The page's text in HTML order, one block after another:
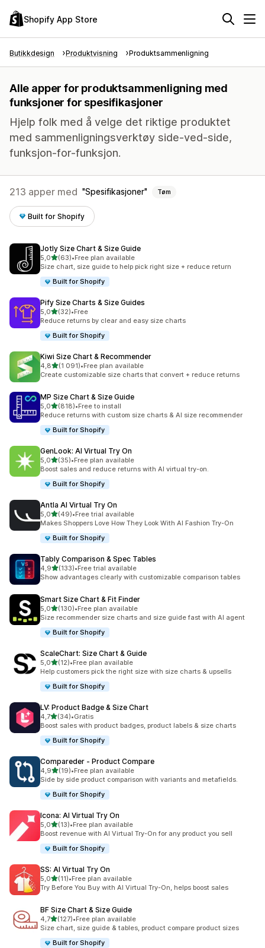
Shopify App Store
Butikkdesign Produktvisning Produktsammenligning
Alle apper for produktsammenligning med
funksjoner for spesifikasjoner
Hjelp folk med å velge det riktige produktet
med sammenligningsverktøy side-ved-side,
funksjon-for-funksjon.
213 apper med Spesifikasjoner Tøm
Built for Shopify
Jotly Size Chart & Size Guide
5,0av 5 stjerner
(63)
Totalt 63 omtaler
•Free plan available
Size chart, size guide to help pick right size + reduce return
Built for Shopify
Pify Size Charts & Size Guides
5,0av 5 stjerner
(32)
Totalt 32 omtaler
•Free
Reduce returns by clear and easy size charts
Built for Shopify
Kiwi Size Chart & Recommender
4,8av 5 stjerner
(1 091)
Totalt 1091 omtaler
•Free plan available
Create customizable size charts that convert + reduce returns
MP Size Chart & Size Guide
5,0av 5 stjerner
(818)
Totalt 818 omtaler
•Free to install
Reduce returns with custom size charts & AI size recommender
Built for Shopify
GenLook: AI Virtual Try On
5,0av 5 stjerner
(35)
Totalt 35 omtaler
•Free plan available
Boost sales and reduce returns with AI virtual try-on.
Built for Shopify
Antla AI Virtual Try On
5,0av 5 stjerner
(49)
Totalt 49 omtaler
•Free trial available
Makes Shoppers Love How They Look With AI Fashion Try-On
Built for Shopify
Tably Comparison & Spec Tables
4,9av 5 stjerner
(133)
Totalt 133 omtaler
•Free trial available
Show advantages clearly with customizable comparison tables
Smart Size Chart & Fit Finder
5,0av 5 stjerner
(130)
Totalt 130 omtaler
•Free plan available
Size recommender size charts and size guide fast with AI agent
Built for Shopify
ScaleChart: Size Chart & Guide
5,0av 5 stjerner
(12)
Totalt 12 omtaler
•Free plan available
Help customers pick the right size with size charts & upsells
Built for Shopify
LV: Product Badge & Size Chart
4,7av 5 stjerner
(34)
Totalt 34 omtaler
•Gratis
Boost sales with product badges, product labels & size charts
Built for Shopify
Compareder ‑ Product Compare
4,9av 5 stjerner
(19)
Totalt 19 omtaler
•Free plan available
Side by side product comparison with variants and metafields.
Built for Shopify
Icona: AI Virtual Try On
5,0av 5 stjerner
(13)
Totalt 13 omtaler
•Free plan available
Boost revenue with AI Virtual Try-On for any product you sell
Built for Shopify
SS: AI Virtual Try On
5,0av 5 stjerner
(11)
Totalt 11 omtaler
•Free plan available
Try Before You Buy with AI Virtual Try-On, helps boost sales
BF Size Chart & Size Guide
4,7av 5 stjerner
(127)
Totalt 127 omtaler
•Free plan available
Size chart, size guide & tables, product compare product sizes
Built for Shopify